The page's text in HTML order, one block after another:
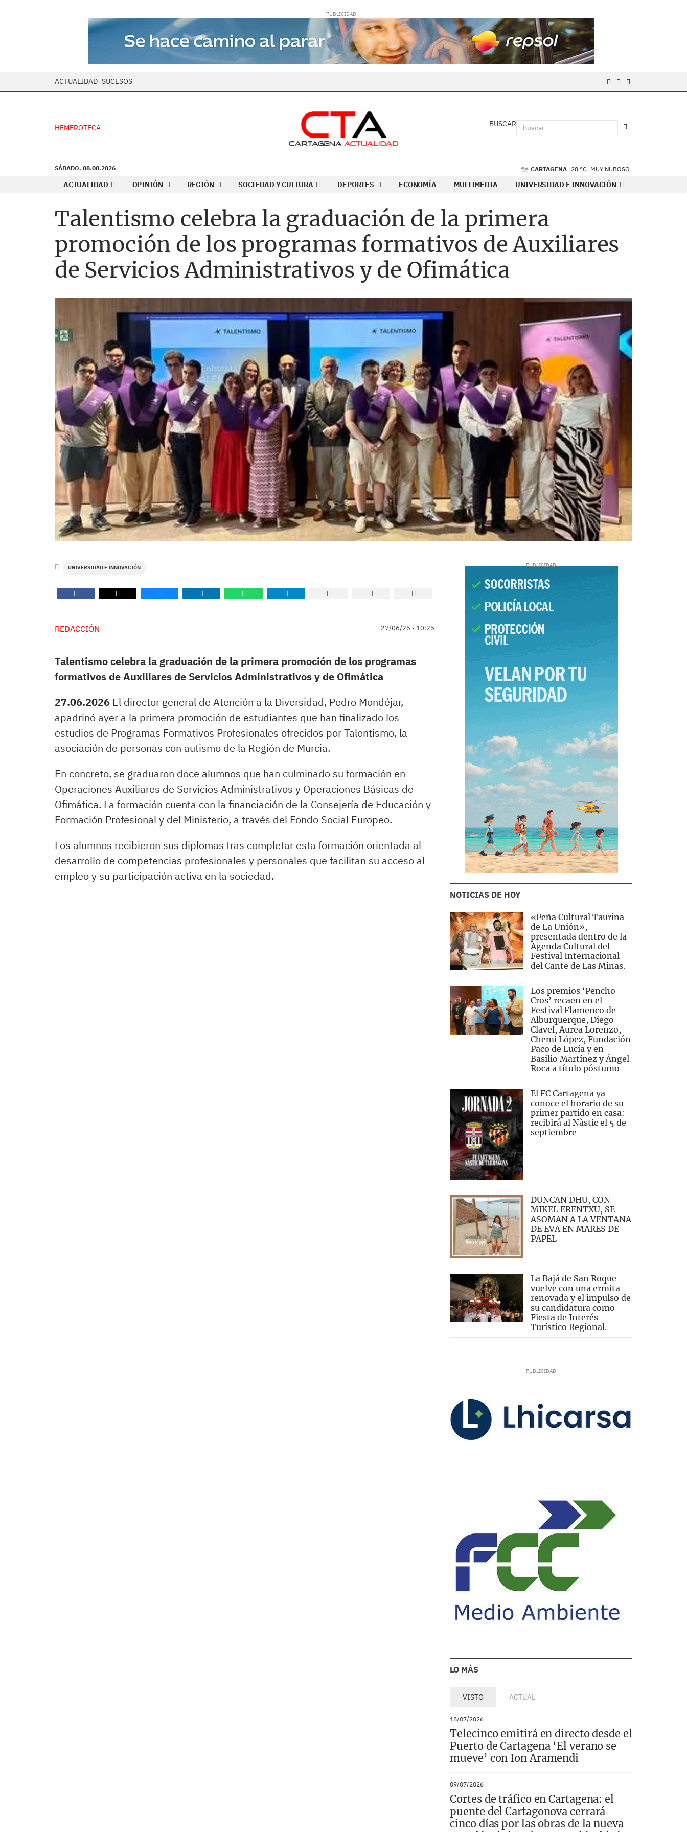
ACTUALIDAD SUCESOS
HEMEROTECA BUSCAR
SÁBADO. 08.08.2026 CARTAGENA 28 °C MUY NUBOSO
ACTUALIDAD OPINIÓN REGIÓN SOCIEDAD Y CULTURA DEPORTES ECONOMÍA MULTIMEDIA UNIVERSIDAD E INNOVACIÓN
Talentismo celebra la graduación de la primera
promoción de los programas formativos de Auxiliares
de Servicios Administrativos y de Ofimática
UNIVERSIDAD E INNOVACIÓN
REDACCIÓN 27/06/26 - 10:25
Talentismo celebra la graduación de la primera promoción de los programas
formativos de Auxiliares de Servicios Administrativos y de Ofimática
27.06.2026 El director general de Atención a la Diversidad, Pedro Mondéjar,
apadrinó ayer a la primera promoción de estudiantes que han finalizado los
estudios de Programas Formativos Profesionales ofrecidos por Talentismo, la
asociación de personas con autismo de la Región de Murcia.
En concreto, se graduaron doce alumnos que han culminado su formación en
Operaciones Auxiliares de Servicios Administrativos y Operaciones Básicas de
Ofimática. La formación cuenta con la financiación de la Consejería de Educación y
Formación Profesional y del Ministerio, a través del Fondo Social Europeo.
Los alumnos recibieron sus diplomas tras completar esta formación orientada al
desarrollo de competencias profesionales y personales que facilitan su acceso al
empleo y su participación activa en la sociedad.
NOTICIAS DE HOY
«Peña Cultural Taurina
de La Unión»,
presentada dentro de la
Agenda Cultural del
Festival Internacional
del Cante de Las Minas.
Los premios ‘Pencho
Cros’ recaen en el
Festival Flamenco de
Alburquerque, Diego
Clavel, Aurea Lorenzo,
Chemi López, Fundación
Paco de Lucía y en
Basilio Martínez y Ángel
Roca a título póstumo
El FC Cartagena ya
conoce el horario de su
primer partido en casa:
recibirá al Nàstic el 5 de
septiembre
DUNCAN DHU, CON
MIKEL ERENTXU, SE
ASOMAN A LA VENTANA
DE EVA EN MARES DE
PAPEL
La Bajá de San Roque
vuelve con una ermita
renovada y el impulso de
su candidatura como
Fiesta de Interés
Turístico Regional.
LO MÁS
VISTO ACTUAL
18/07/2026
Telecinco emitirá en directo desde el
Puerto de Cartagena ‘El verano se
mueve’ con Ion Aramendi
09/07/2026
Cortes de tráfico en Cartagena: el
puente del Cartagonova cerrará
cinco días por las obras de la nueva